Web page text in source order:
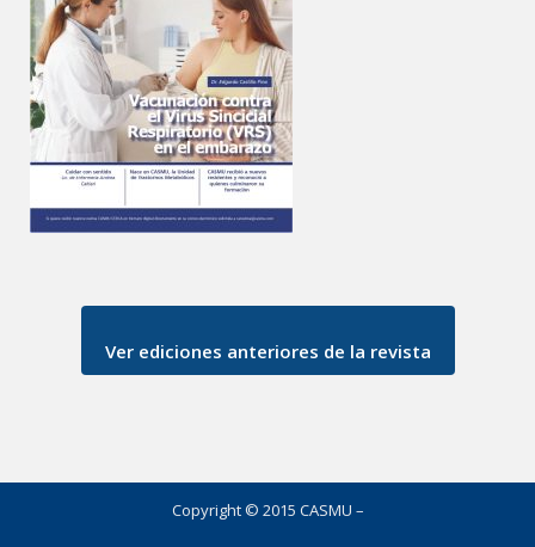
Ver ediciones anteriores de la revista
Copyright © 2015 CASMU –